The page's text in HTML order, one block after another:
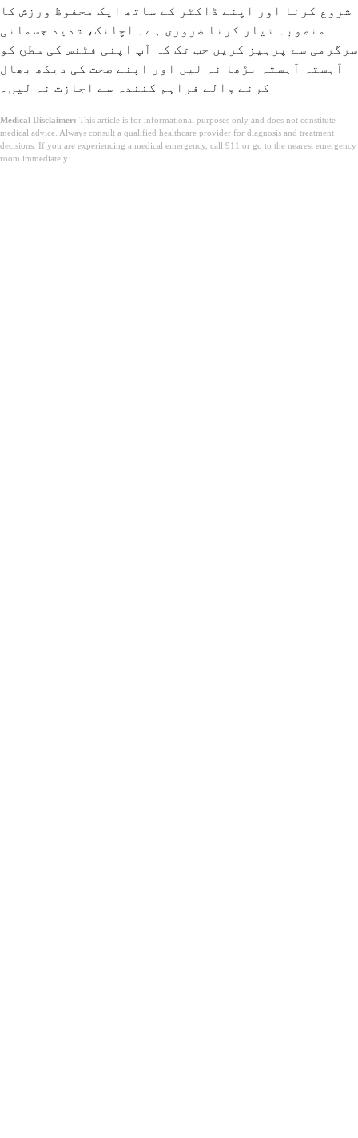
شروع کرنا اور اپنے ڈاکٹر کے ساتھ ایک محفوظ ورزش کا
منصوبہ تیار کرنا ضروری ہے۔ اچانک، شدید جسمانی
سرگرمی سے پرہیز کریں جب تک کہ آپ اپنی فٹنس کی سطح کو
آہستہ آہستہ بڑھا نہ لیں اور اپنے صحت کی دیکھ بھال
کرنے والے فراہم کنندہ سے اجازت نہ لیں۔
Medical Disclaimer: This article is for informational purposes only and does not constitute
medical advice. Always consult a qualified healthcare provider for diagnosis and treatment
decisions. If you are experiencing a medical emergency, call 911 or go to the nearest emergency
room immediately.